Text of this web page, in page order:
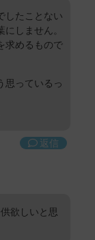
したことない
しません。
求めるもので
思っているっ
返信
欲しいと思